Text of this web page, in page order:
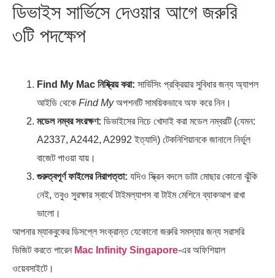
ডিভাইস সার্ভিসে দেওয়ার আগে জরুরি
৩টি পদক্ষেপ
Find My Mac নিষ্ক্রিয় করা: সার্ভিসিং প্রক্রিয়ার সুবিধার জন্য অ্যাপল
আইডি থেকে Find Myঅপশনটি সাময়িকভাবে অফ করে নিন।
মডেল নম্বর সংরক্ষণ: ডিভাইসের নিচে খোদাই করা মডেল নম্বরটি (যেমন:
A2337, A2442, A2992 ইত্যাদি) টেকনিশিয়ানকে জানালে নির্ভুল
বাজেট পাওয়া যায়।
গুরুত্বপূর্ণ ফাইলের নিরাপত্তা: যদিও স্ক্রিন বদলে ডাটা মোছার কোনো ঝুঁকি
নেই, তবুও সুরক্ষার স্বার্থে টাইমল্যাপস বা টাইম মেশিনে ব্যাকআপ রাখা
ভালো।
আপনার ম্যাকবুকের ডিসপ্লে সংক্রান্ত যেকোনো জরুরি সমস্যার জন্য সরাসরি
ভিজিট করতে পারেন Mac Infinity Singapore-এর অফিশিয়াল
ওয়েবসাইটে।